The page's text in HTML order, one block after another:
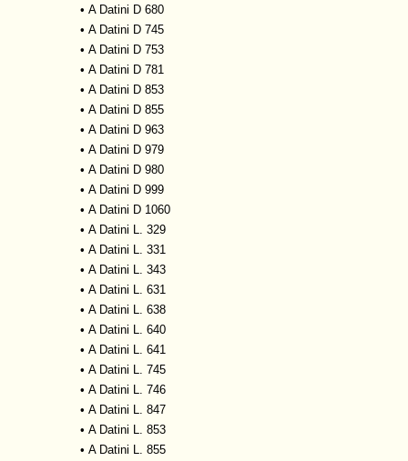
• A Datini D 680
• A Datini D 745
• A Datini D 753
• A Datini D 781
• A Datini D 853
• A Datini D 855
• A Datini D 963
• A Datini D 979
• A Datini D 980
• A Datini D 999
• A Datini D 1060
• A Datini L. 329
• A Datini L. 331
• A Datini L. 343
• A Datini L. 631
• A Datini L. 638
• A Datini L. 640
• A Datini L. 641
• A Datini L. 745
• A Datini L. 746
• A Datini L. 847
• A Datini L. 853
• A Datini L. 855